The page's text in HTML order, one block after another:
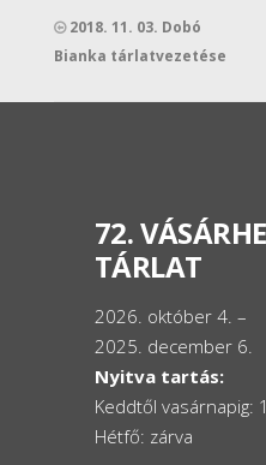
2018. 11. 03. Dobó
Bianka tárlatvezetése
72.
TÁRLAT
2026. október 4. –
2025. december 6.
Nyitva tartás:
Keddtől vasárnapig:
Hétfő: zárva